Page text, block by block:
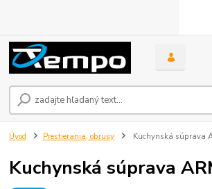
Úvod Prestierania, obrusy Kuchynská súprava
Kuchynská súprava